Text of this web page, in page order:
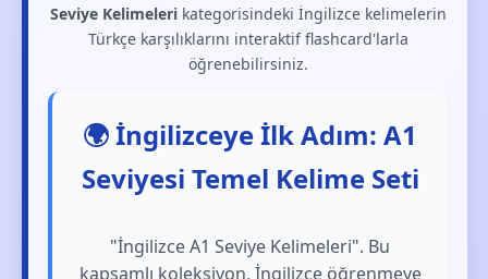
Seviye Kelimelerikategorisindeki İngilizce kelimelerin
Türkçe karşılıklarını interaktif flashcard'larla
öğrenebilirsiniz.
🌍 İngilizceye İlk Adım: A1
Seviyesi Temel Kelime Seti
"İngilizce A1 Seviye Kelimeleri". Bu
kapsamlı koleksiyon, İngilizce öğrenmeye